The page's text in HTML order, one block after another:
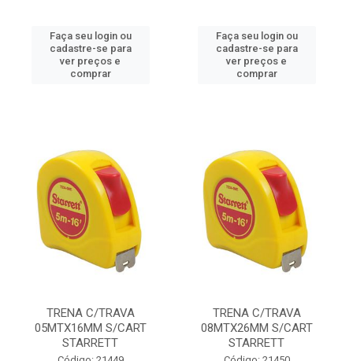
Faça seu login ou
cadastre-se para
ver preços e
comprar
Faça seu login ou
cadastre-se para
ver preços e
comprar
TRENA C/TRAVA
05MTX16MM S/CART
STARRETT
TRENA C/TRAVA
08MTX26MM S/CART
STARRETT